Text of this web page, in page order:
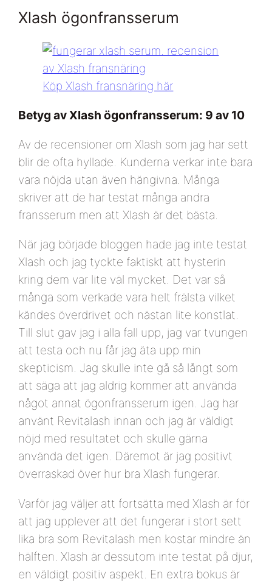
Xlash ögonfransserum
Köp Xlash fransnäring här
Betyg av Xlash ögonfransserum: 9 av 10
Av de recensioner om Xlash som jag har sett
blir de ofta hyllade. Kunderna verkar inte bara
vara nöjda utan även hängivna. Många
skriver att de har testat många andra
fransserum men att Xlash är det bästa.
När jag började bloggen hade jag inte testat
Xlash och jag tyckte faktiskt att hysterin
kring dem var lite väl mycket. Det var så
många som verkade vara helt frälsta vilket
kändes överdrivet och nästan lite konstlat.
Till slut gav jag i alla fall upp, jag var tvungen
att testa och nu får jag äta upp min
skepticism. Jag skulle inte gå så långt som
att säga att jag aldrig kommer att använda
något annat ögonfransserum igen. Jag har
använt Revitalash innan och jag är väldigt
nöjd med resultatet och skulle gärna
använda det igen. Däremot är jag positivt
överraskad över hur bra Xlash fungerar.
Varför jag väljer att fortsätta med Xlash är för
att jag upplever att det fungerar i stort sett
lika bra som Revitalash men kostar mindre än
hälften. Xlash är dessutom inte testat på djur,
en väldigt positiv aspekt. En extra bokus är